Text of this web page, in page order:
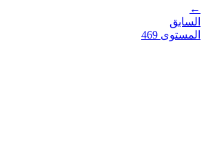
←
السابق
المستوى 469